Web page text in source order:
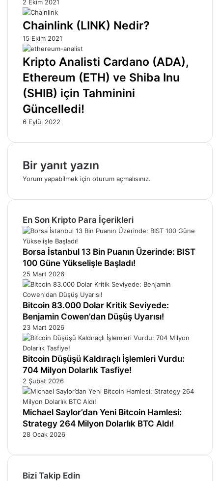
2 Ekim 2021
Chainlink (LINK) Nedir?
15 Ekim 2021
Kripto Analisti Cardano (ADA),
Ethereum (ETH) ve Shiba Inu
(SHIB) için Tahminini
Güncelledi!
6 Eylül 2022
Bir yanıt yazın
Yorum yapabilmek için oturum açmalısınız.
En Son Kripto Para İçerikleri
Borsa İstanbul 13 Bin Puanın Üzerinde: BIST
100 Güne Yükselişle Başladı!
25 Mart 2026
Bitcoin 83.000 Dolar Kritik Seviyede:
Benjamin Cowen’dan Düşüş Uyarısı!
23 Mart 2026
Bitcoin Düşüşü Kaldıraçlı İşlemleri Vurdu:
704 Milyon Dolarlık Tasfiye!
2 Şubat 2026
Michael Saylor’dan Yeni Bitcoin Hamlesi:
Strategy 264 Milyon Dolarlık BTC Aldı!
28 Ocak 2026
Bizi Takip Edin